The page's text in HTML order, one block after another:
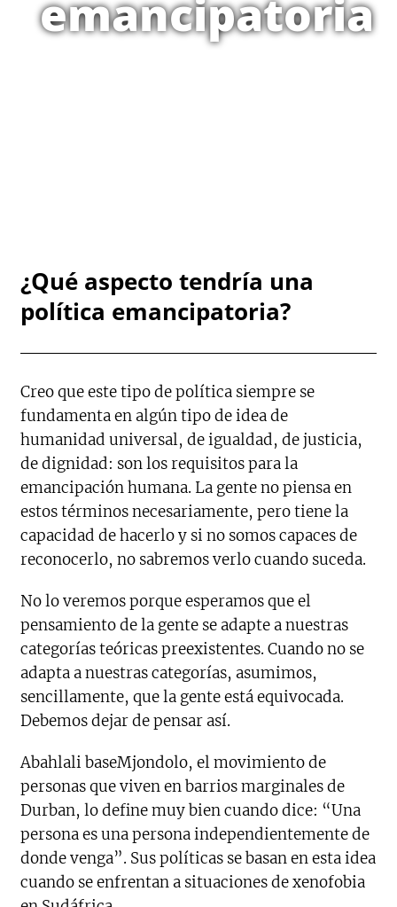
emancipatoria
¿Qué aspecto tendría una
política emancipatoria?
Creo que este tipo de política siempre se
fundamenta en algún tipo de idea de
humanidad universal, de igualdad, de justicia,
de dignidad: son los requisitos para la
emancipación humana. La gente no piensa en
estos términos necesariamente, pero tiene la
capacidad de hacerlo y si no somos capaces de
reconocerlo, no sabremos verlo cuando suceda.
No lo veremos porque esperamos que el
pensamiento de la gente se adapte a nuestras
categorías teóricas preexistentes. Cuando no se
adapta a nuestras categorías, asumimos,
sencillamente, que la gente está equivocada.
Debemos dejar de pensar así.
Abahlali baseMjondolo, el movimiento de
personas que viven en barrios marginales de
Durban, lo define muy bien cuando dice: “Una
persona es una persona independientemente de
donde venga”. Sus políticas se basan en esta idea
cuando se enfrentan a situaciones de xenofobia